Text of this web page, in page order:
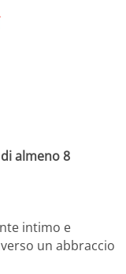
almeno 8
intimo e
un abbraccio